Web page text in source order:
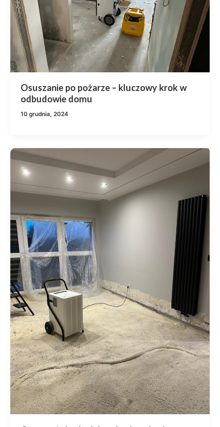
Osuszanie po pożarze – kluczowy krok w
odbudowie domu
10 grudnia, 2024